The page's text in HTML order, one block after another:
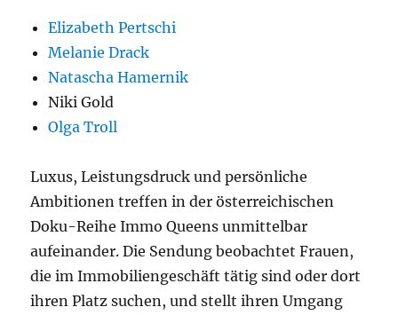
Elizabeth Pertschi
Melanie Drack
Natascha Hamernik
Niki Gold
Olga Troll
Luxus, Leistungsdruck und persönliche
Ambitionen treffen in der österreichischen
Doku-Reihe Immo Queens unmittelbar
aufeinander. Die Sendung beobachtet Frauen,
die im Immobiliengeschäft tätig sind oder dort
ihren Platz suchen, und stellt ihren Umgang